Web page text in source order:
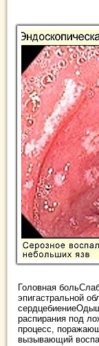
Головная
эпигастральной
распирания под
процесс,
вызывающий